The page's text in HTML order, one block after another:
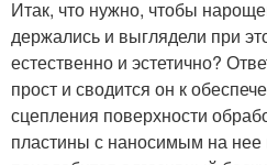
Итак, что нужно, чтобы
держались и выглядели при
естественно и эстетично?
прост и сводится он к
сцепления поверхности
пластины с наносимым на